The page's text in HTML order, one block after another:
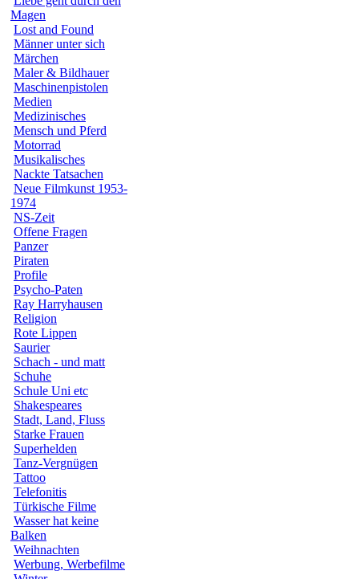
Magen
Lost and Found
Männer unter sich
Märchen
Maler & Bildhauer
Maschinenpistolen
Medien
Medizinisches
Mensch und Pferd
Motorrad
Musikalisches
Nackte Tatsachen
Neue Filmkunst 1953-
1974
NS-Zeit
Offene Fragen
Panzer
Piraten
Profile
Psycho-Paten
Ray Harryhausen
Religion
Rote Lippen
Saurier
Schach - und matt
Schuhe
Schule Uni etc
Shakespeares
Stadt, Land, Fluss
Starke Frauen
Superhelden
Tanz-Vergnügen
Tattoo
Telefonitis
Türkische Filme
Wasser hat keine
Balken
Weihnachten
Werbung, Werbefilme